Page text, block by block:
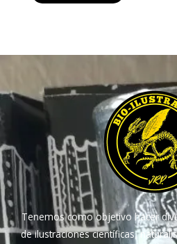
Tenemos como objetivo hacer
de ilustraciones científicas,